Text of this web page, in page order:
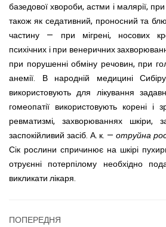
базедової хвороби, астми і малярії,
також як седативний, проносний та
частину — при мігрені, носових
психічних і при венеричних
при порушенні обміну речовин, при
анемії. В народній медицині
використовують для лікування
гомеопатії використовують корені і
ревматизмі, захворюваннях шкіри,
заспокійливий засіб. А. к. — отруйна
Сік рослини спричинює на шкірі
отруєнні потерпілому необхідно
викликати лікаря.
ПОПЕРЕДНЯ